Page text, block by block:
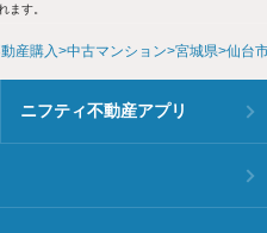
ます。
産購入 中古マンション 宮城県 仙台
ニフティ不動産アプリ